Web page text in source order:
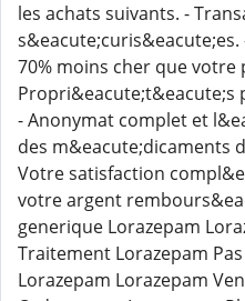
les achats suivants. -
70% moins cher que votre
Propri&eacute;t&eacute;s
- Anonymat complet et
des m&eacute;dicaments
Votre satisfaction
votre argent
generique Lorazepam
Traitement Lorazepam
Lorazepam Lorazepam